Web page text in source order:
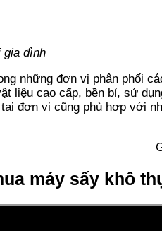
gia đình
những đơn vị phân phối
liệu cao cấp, bền bỉ, sử
đơn vị cũng phù hợp với
máy sấy khô